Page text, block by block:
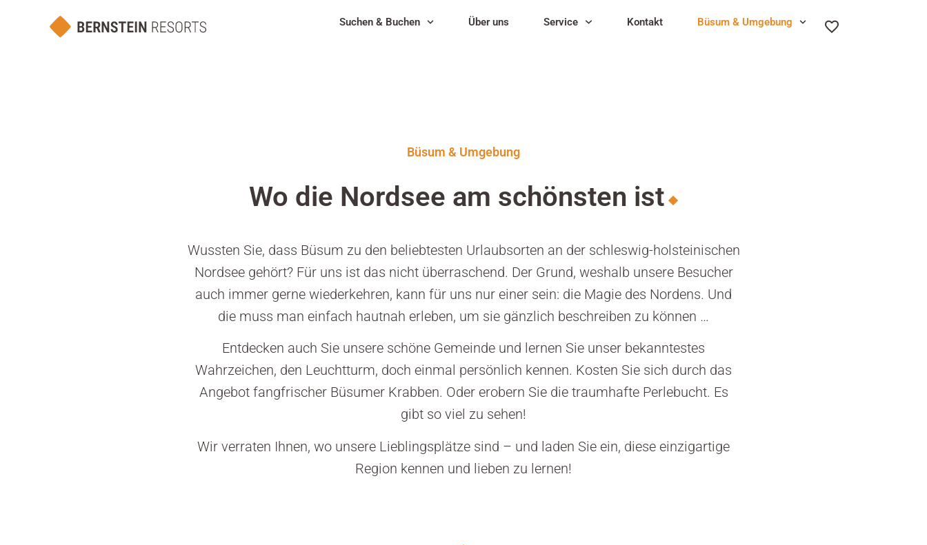
Suchen & Buchen Über uns Service Kontakt Büsum & Umgebung
Büsum & Umgebung
Wo die Nordsee am schönsten ist
Wussten Sie, dass Büsum zu den beliebtesten Urlaubsorten an der schleswig-holsteinischen
Nordsee gehört? Für uns ist das nicht überraschend. Der Grund, weshalb unsere Besucher
auch immer gerne wiederkehren, kann für uns nur einer sein: die Magie des Nordens. Und
die muss man einfach hautnah erleben, um sie gänzlich beschreiben zu können …
Entdecken auch Sie unsere schöne Gemeinde und lernen Sie unser bekanntestes
Wahrzeichen, den Leuchtturm, doch einmal persönlich kennen. Kosten Sie sich durch das
Angebot fangfrischer Büsumer Krabben. Oder erobern Sie die traumhafte Perlebucht. Es
gibt so viel zu sehen!
Wir verraten Ihnen, wo unsere Lieblingsplätze sind – und laden Sie ein, diese einzigartige
Region kennen und lieben zu lernen!